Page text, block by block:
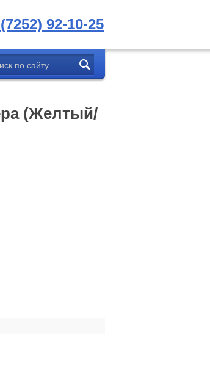
92-10-25
(Желтый/